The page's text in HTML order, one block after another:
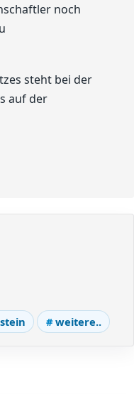
noch
steht bei der
auf der
weitere..